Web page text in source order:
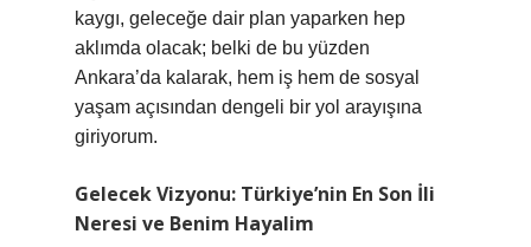
kaygı, geleceğe dair plan yaparken hep
aklımda olacak; belki de bu yüzden
Ankara’da kalarak, hem iş hem de sosyal
yaşam açısından dengeli bir yol arayışına
giriyorum.
Gelecek Vizyonu: Türkiye’nin En Son İli
Neresi ve Benim Hayalim